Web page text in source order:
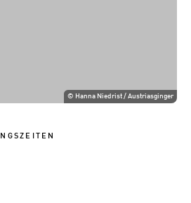
© Hanna Niedrist / Austriasginger